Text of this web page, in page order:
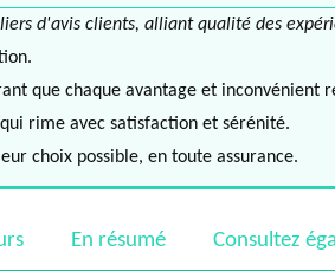
d'avis clients, alliant qualité des
que chaque avantage et
rime avec satisfaction et sérénité.
choix possible, en toute assurance.
En résumé Consultez